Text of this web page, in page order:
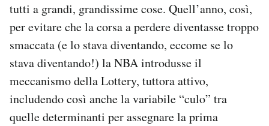
tutti a grandi, grandissime cose. Quell’anno, così,
per evitare che la corsa a perdere diventasse troppo
smaccata (e lo stava diventando, eccome se lo
stava diventando!) la NBA introdusse il
meccanismo della Lottery, tuttora attivo,
includendo così anche la variabile “culo” tra
quelle determinanti per assegnare la prima